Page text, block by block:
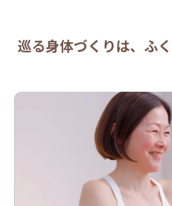
巡る身体づくりは、ふ